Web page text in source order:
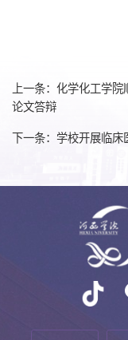
上一条：化学化工学
论文答辩
下一条：学校开展临